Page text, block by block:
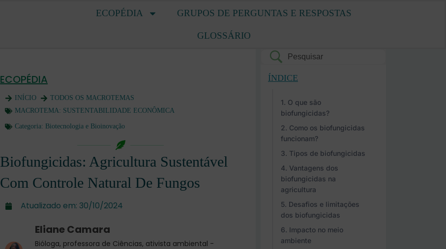
ECOPÉDIA GRUPOS DE PERGUNTAS E RESPOSTAS
GLOSSÁRIO
ECOPÉDIA
INÍCIO
TODOS OS MACROTEMAS
MACROTEMA: SUSTENTABILIDADE ECONÔMICA
Categoria: Biotecnologia e Bioinovação
Biofungicidas: Agricultura Sustentável
Com Controle Natural De Fungos
Atualizado em: 30/10/2024
Eliane Camara
Bióloga, professora de Ciências, ativista ambiental -
ÍNDICE
O que são
biofungicidas?
Como os biofungicidas
funcionam?
Tipos de biofungicidas
Vantagens dos
biofungicidas na
agricultura
Desafios e limitações
dos biofungicidas
Impacto no meio
ambiente